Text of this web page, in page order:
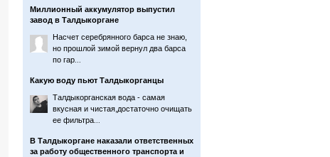
Миллионный аккумулятор выпустил
завод в Талдыкоргане
Насчет серебрянного барса не знаю,
но прошлой зимой вернул два барса
по гар...
Какую воду пьют Талдыкорганцы
Талдыкорганская вода - самая
вкусная и чистая,достаточно очищать
ее фильтра...
В Талдыкоргане наказали ответственных
за работу общественного транспорта и